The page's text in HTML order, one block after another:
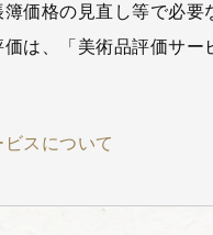
価格の見直し等で必要
は、「美術品評価サー
スについて